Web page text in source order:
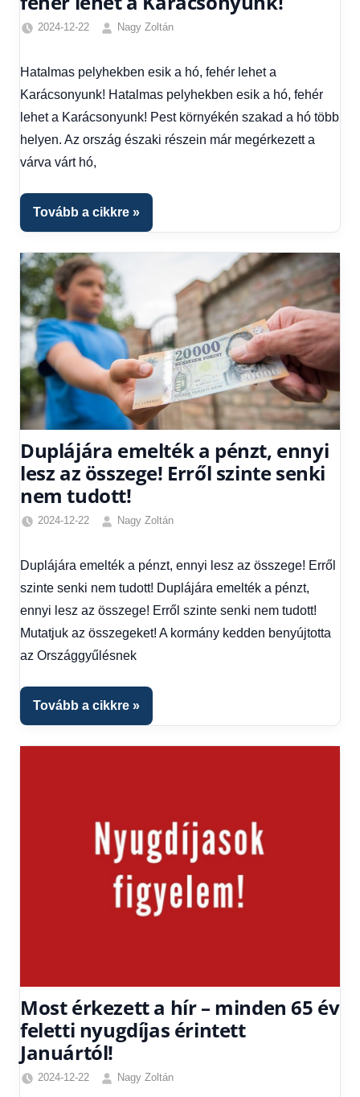
2024-12-22
Nagy Zoltán
hírek,
Hírek
1
kézből
Hatalmas pelyhekben esik a hó, fehér lehet a
Karácsonyunk! Hatalmas pelyhekben esik a hó, fehér
lehet a Karácsonyunk! Pest környékén szakad a hó több
helyen. Az ország északi részein már megérkezett a
várva várt hó,
Tovább a cikkre
Duplájára emelték a pénzt, ennyi
lesz az összege! Erről szinte senki
nem tudott!
2024-12-22
Nagy Zoltán
hírek
Gazdaság,
Hírek,
Hírek
Duplájára emelték a pénzt, ennyi lesz az összege! Erről
szinte senki nem tudott! Duplájára emelték a pénzt,
ennyi lesz az összege! Erről szinte senki nem tudott!
Mutatjuk az összegeket! A kormány kedden benyújtotta
az Országgyűlésnek
Tovább a cikkre
Most érkezett a hír – minden 65 év
feletti nyugdíjas érintett
Januártól!
2024-12-22
Nagy Zoltán